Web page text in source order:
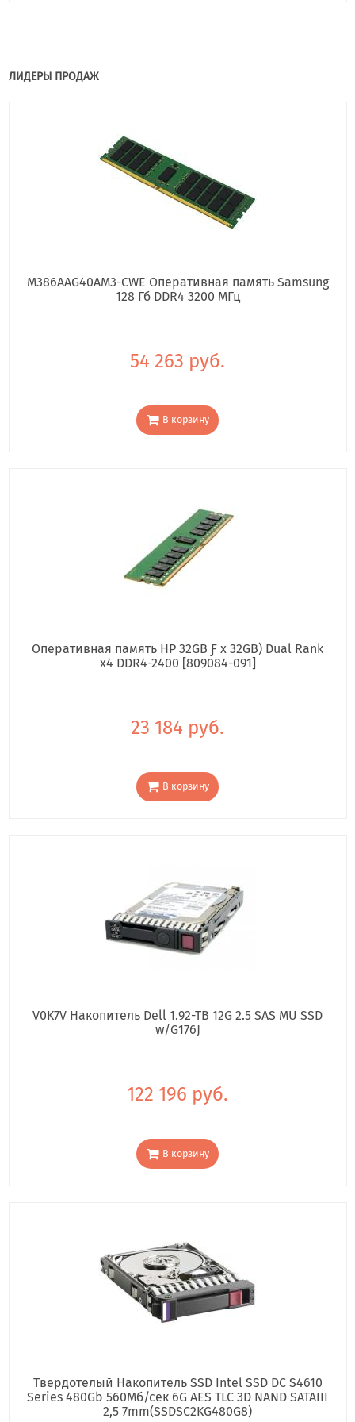
ЛИДЕРЫ ПРОДАЖ
M386AAG40AM3-CWE Оперативная память Samsung
128 Гб DDR4 3200 МГц
54 263 руб.
В корзину
Оперативная память HP 32GB Ƒ x 32GB) Dual Rank
x4 DDR4-2400 [809084-091]
23 184 руб.
В корзину
V0K7V Накопитель Dell 1.92-TB 12G 2.5 SAS MU SSD
w/G176J
122 196 руб.
В корзину
Твердотелый Накопитель SSD Intel SSD DC S4610
Series 480Gb 560Мб/сек 6G AES TLC 3D NAND SATAIII
2,5 7mm(SSDSC2KG480G8)